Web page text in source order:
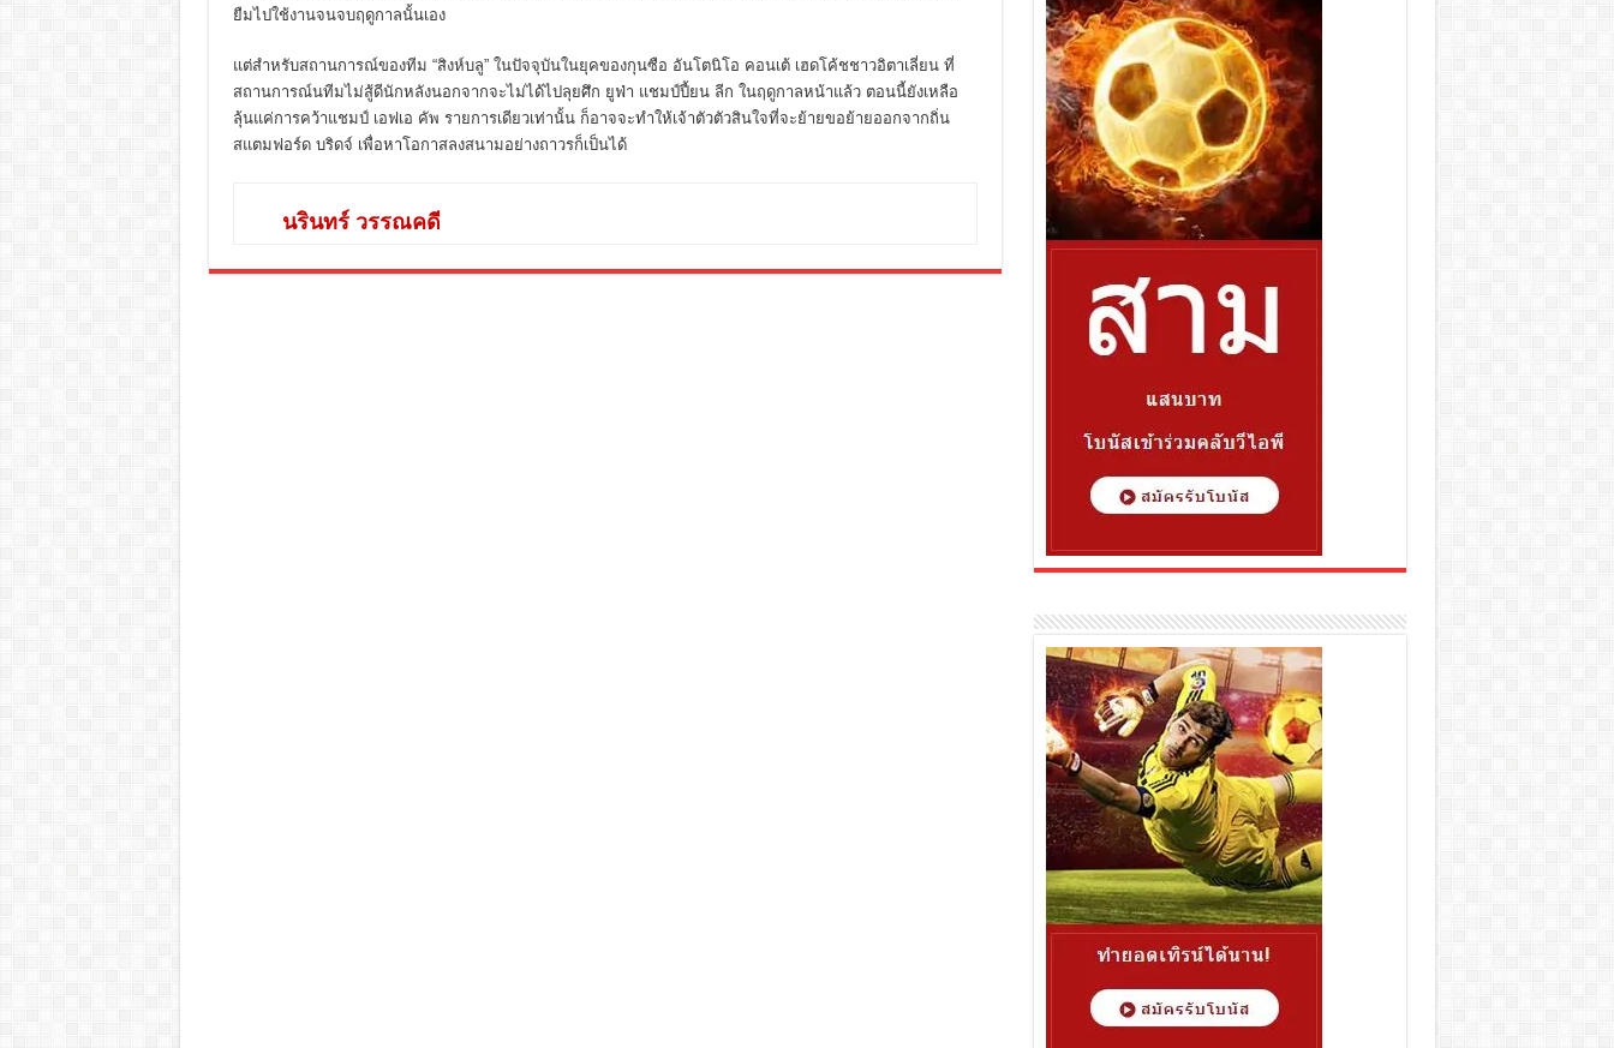
ยืมไปใช้งานจนจบฤดูกาลนั้นเอง
แต่สำหรับสถานการณ์ของทีม “สิงห์บลู” ในปัจจุบันในยุคของกุนซือ อันโตนิโอ คอนเต้ เฮดโค้ชชาวอิตาเลี่ยน ที่
สถานการณ์นทีมไม่สู้ดีนักหลังนอกจากจะไม่ได้ไปลุยศึก ยูฟ่า แชมป์ปี้ยน ลีก ในฤดูกาลหน้าแล้ว ตอนนี้ยังเหลือ
ลุ้นแค่การคว้าแชมป์ เอฟเอ คัพ รายการเดียวเท่านั้น ก็อาจจะทำให้เจ้าตัวตัวสินใจที่จะย้ายขอย้ายออกจากถิ่น
สแตมฟอร์ด บริดจ์ เพื่อหาโอกาสลงสนามอย่างถาวรก็เป็นได้
นรินทร์ วรรณคดี